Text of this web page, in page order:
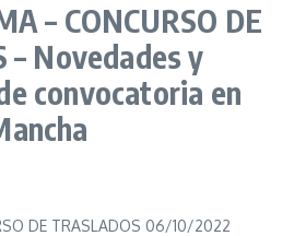
– CONCURSO DE
– Novedades y
convocatoria en
DE TRASLADOS 06/10/2022